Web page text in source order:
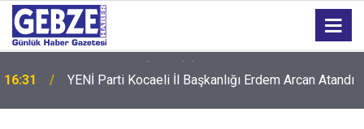
16:31 YENİ Parti Kocaeli İl Başkanlığı Erdem Arcan Atandı